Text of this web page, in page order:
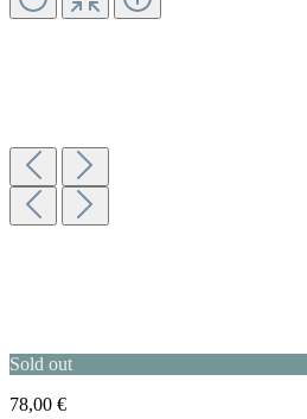
Sold out
78,00 €